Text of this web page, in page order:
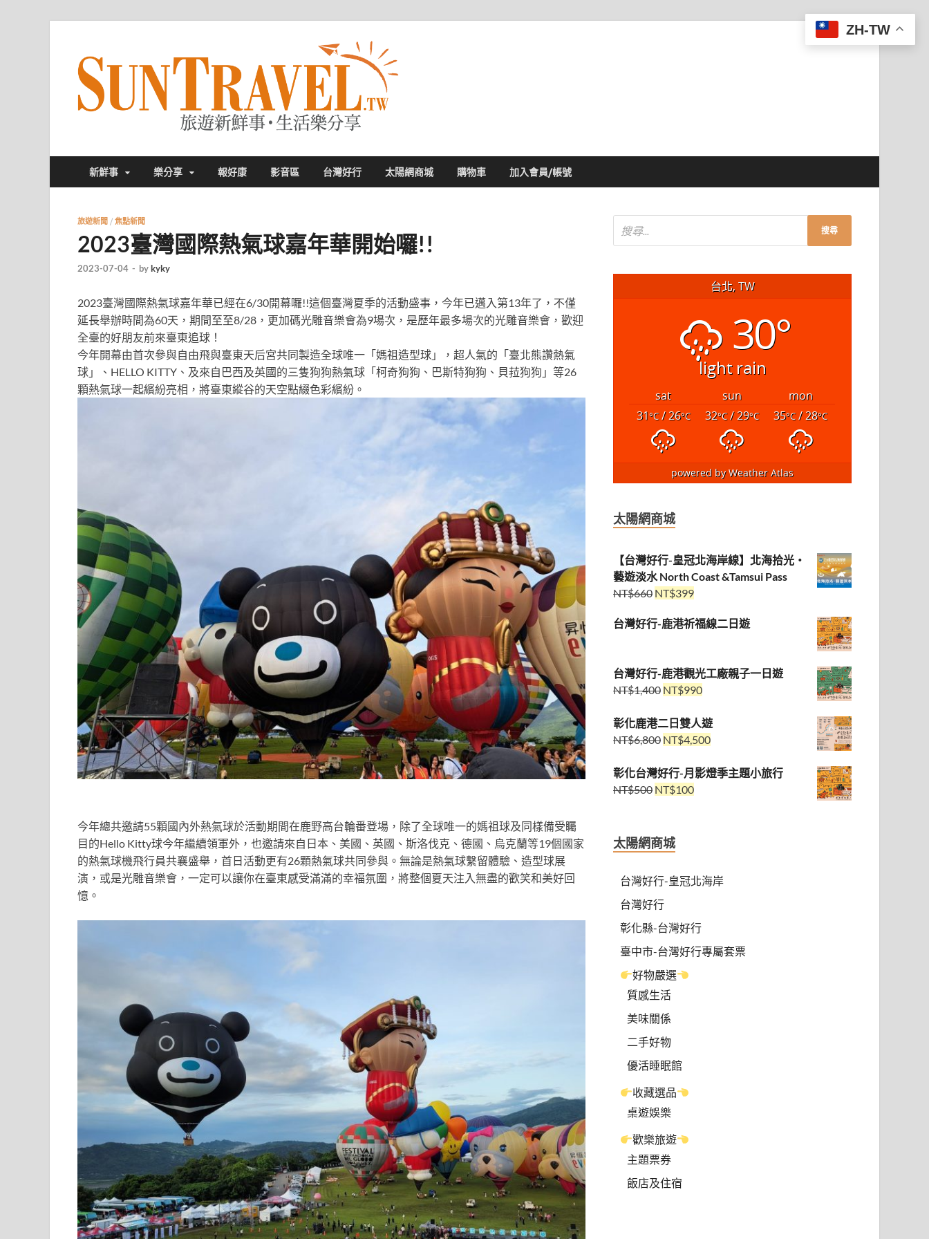
新鮮事 樂分享 報好康 影音區 台灣好行 太陽網商城 購物車 加入會員/帳號
旅遊新聞 / 焦點新聞
2023臺灣國際熱氣球嘉年華開始囉!!
2023-07-04 - bykyky
2023臺灣國際熱氣球嘉年華已經在6/30開幕囉!!這個臺灣夏季的活動盛事， 今年已邁入第13年了， 不僅
延長舉辦時間為60天，期間至至8/28，更加碼光雕音樂會為9場次，是歷年最多場次的光雕音樂會，歡迎
全臺的好朋友前來臺東追球！
今年開幕由首次參與自由飛與臺東天后宮共同製造全球唯一「媽祖造型球」，超人氣的「臺北熊讚熱氣
球」
、HELLO KITTY、及來自巴西及英國的三隻狗狗熱氣球「柯奇狗狗、巴斯特狗狗、貝菈狗狗」等26
顆熱氣球一起繽紛亮相 ，將臺東縱谷的天空點綴色彩繽紛。
今年總共邀請55顆國內外熱氣球於活動期間在鹿野高台輪番登場，除了全球唯一的媽祖球及同樣備受矚
目的Hello Kitty球今年繼續領軍外，也邀請來自日本、美國、英國、斯洛伐克、德國、烏克蘭等19個國家
的熱氣球機飛行員共襄盛舉，首日活動更有26顆熱氣球共同參與。無論是熱氣球繫留體驗、造型球展
演，或是光雕音樂會，一定可以讓你在臺東感受滿滿的幸福氛圍，將整個夏天注入無盡的歡笑和美好回
憶。
台北, TW
30°
light rain
sat sun
mon
31°C/ 26°C 32°C/ 29°C 35°C/ 28°C
powered byWeather Atlas
太陽網商城
【台灣好行-皇冠北海岸線】北海拾光・
藝遊淡水 North Coast &Tamsui Pass
NT$660 NT$399
台灣好行-鹿港祈福線二日遊
台灣好行-鹿港觀光工廠親子一日遊
NT$1,400 NT$990
彰化鹿港二日雙人遊
NT$6,800 NT$4,500
彰化台灣好行-月影燈季主題小旅行
NT$500 NT$100
太陽網商城
台灣好行-皇冠北海岸
台灣好行
彰化縣-台灣好行
臺中市-台灣好行專屬套票
好物嚴選
質感生活
美味關係
二手好物
優活睡眠館
收藏選品
桌遊娛樂
歡樂旅遊
主題票券
飯店及住宿
ZH-TW